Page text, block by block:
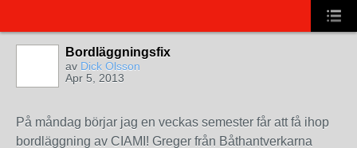
Bordläggningsfix
av Dick Olsson
Apr 5, 2013
På måndag börjar jag en veckas semester får att få ihop
bordläggning av CIAMI! Greger från Båthantverkarna